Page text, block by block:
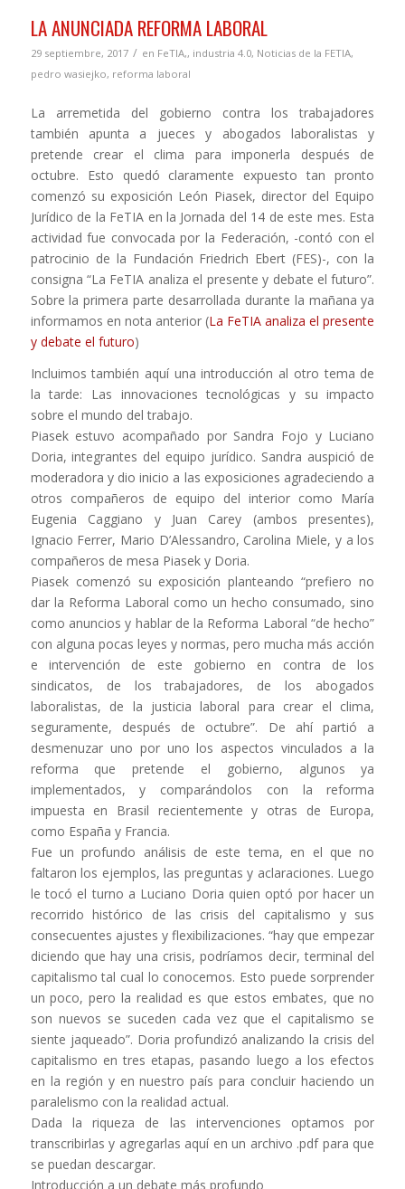
LA ANUNCIADA REFORMA LABORAL
29 septiembre, 2017 / en FeTIA,, industria 4.0, Noticias de la FETIA,
pedro wasiejko, reforma laboral
La arremetida del gobierno contra los trabajadores
también apunta a jueces y abogados laboralistas y
pretende crear el clima para imponerla después de
octubre. Esto quedó claramente expuesto tan pronto
comenzó su exposición León Piasek, director del Equipo
Jurídico de la FeTIA en la Jornada del 14 de este mes. Esta
actividad fue convocada por la Federación, -contó con el
patrocinio de la Fundación Friedrich Ebert (FES)-, con la
consigna “La FeTIA analiza el presente y debate el futuro”.
Sobre la primera parte desarrollada durante la mañana ya
informamos en nota anterior (La FeTIA analiza el presente
y debate el futuro)
Incluimos también aquí una introducción al otro tema de
la tarde: Las innovaciones tecnológicas y su impacto
sobre el mundo del trabajo.
Piasek estuvo acompañado por Sandra Fojo y Luciano
Doria, integrantes del equipo jurídico. Sandra auspició de
moderadora y dio inicio a las exposiciones agradeciendo a
otros compañeros de equipo del interior como María
Eugenia Caggiano y Juan Carey (ambos presentes),
Ignacio Ferrer, Mario D’Alessandro, Carolina Miele, y a los
compañeros de mesa Piasek y Doria.
Piasek comenzó su exposición planteando “prefiero no
dar la Reforma Laboral como un hecho consumado, sino
como anuncios y hablar de la Reforma Laboral “de hecho”
con alguna pocas leyes y normas, pero mucha más acción
e intervención de este gobierno en contra de los
sindicatos, de los trabajadores, de los abogados
laboralistas, de la justicia laboral para crear el clima,
seguramente, después de octubre”. De ahí partió a
desmenuzar uno por uno los aspectos vinculados a la
reforma que pretende el gobierno, algunos ya
implementados, y comparándolos con la reforma
impuesta en Brasil recientemente y otras de Europa,
como España y Francia.
Fue un profundo análisis de este tema, en el que no
faltaron los ejemplos, las preguntas y aclaraciones. Luego
le tocó el turno a Luciano Doria quien optó por hacer un
recorrido histórico de las crisis del capitalismo y sus
consecuentes ajustes y flexibilizaciones. “hay que empezar
diciendo que hay una crisis, podríamos decir, terminal del
capitalismo tal cual lo conocemos. Esto puede sorprender
un poco, pero la realidad es que estos embates, que no
son nuevos se suceden cada vez que el capitalismo se
siente jaqueado”. Doria profundizó analizando la crisis del
capitalismo en tres etapas, pasando luego a los efectos
en la región y en nuestro país para concluir haciendo un
paralelismo con la realidad actual.
Dada la riqueza de las intervenciones optamos por
transcribirlas y agregarlas aquí en un archivo .pdf para que
se puedan descargar.
Introducción a un debate más profundo